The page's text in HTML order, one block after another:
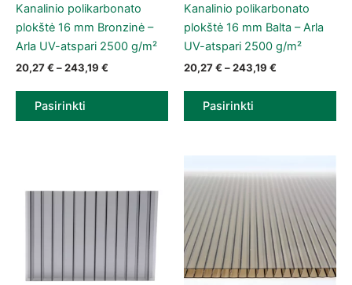
Kanalinio polikarbonato
plokštė 16 mm Bronzinė –
Arla UV-atspari 2500 g/m²
20,27€ –243,19 € Price range: 20,27 € through 243,19 €
Pasirinkti
Kanalinio polikarbonato
plokštė 16 mm Balta – Arla
UV-atspari 2500 g/m²
20,27€ –243,19 €
Pasirinkti